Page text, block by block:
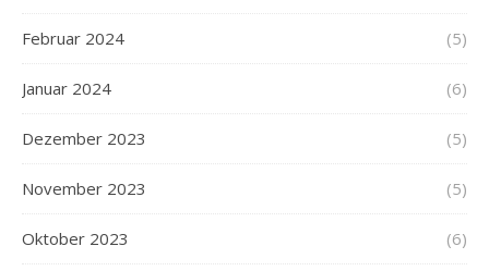
Februar 2024 (5)
Januar 2024 (6)
Dezember 2023 (5)
November 2023 (5)
Oktober 2023 (6)